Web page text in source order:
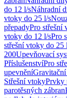
do 12 l/sNáhradní
vtoky do 25 l/s
přepadyPro střešní
vtoky do 12 l/sPro
střešní vtoky do 25
200Upevňovací
PříslušenstvíPro
upevnění
Střešní vtokyPrvky
parotěsných zábran